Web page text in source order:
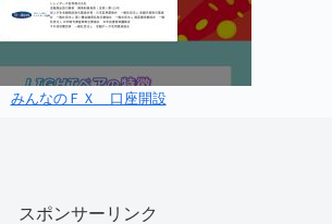
みんなのＦＸ 口座開設
スポンサーリンク